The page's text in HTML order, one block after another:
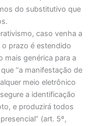
do substitutivo que
caso venha a
prazo é estendido
mais genérica para a
“a manifestação de
meio eletrônico
a identificação
e produzirá todos
(art. 5º,